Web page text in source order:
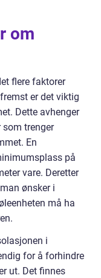
om
flere faktorer
er det viktig
Dette avhenger
som trenger
En
på
vare. Deretter
ønsker i
må ha
i
for å forhindre
ut. Det finnes